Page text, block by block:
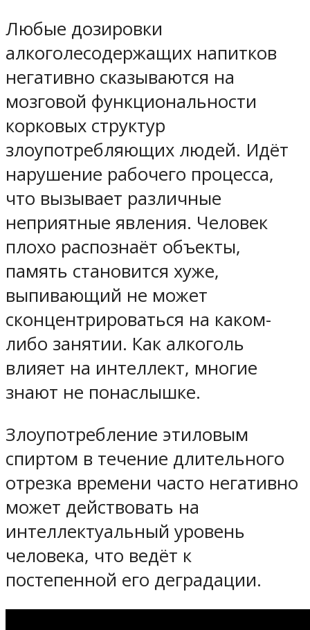
Любые дозировки
алкоголесодержащих напитков
негативно сказываются на
мозговой функциональности
корковых структур
злоупотребляющих людей. Идёт
нарушение рабочего процесса,
что вызывает различные
неприятные явления. Человек
плохо распознаёт объекты,
память становится хуже,
выпивающий не может
сконцентрироваться на каком-
либо занятии. Как алкоголь
влияет на интеллект, многие
знают не понаслышке.
Злоупотребление этиловым
спиртом в течение длительного
отрезка времени часто негативно
может действовать на
интеллектуальный уровень
человека, что ведёт к
постепенной его деградации.